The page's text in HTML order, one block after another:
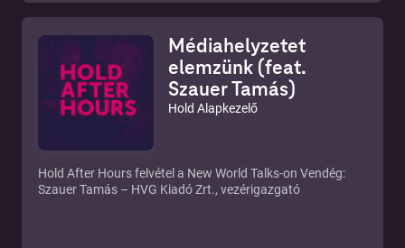
Médiahelyzetet
elemzünk (feat.
Szauer Tamás)
Hold Alapkezelő
Hold After Hours felvétel a New World Talks-on Vendég:
Szauer Tamás – HVG Kiadó Zrt., vezérigazgató